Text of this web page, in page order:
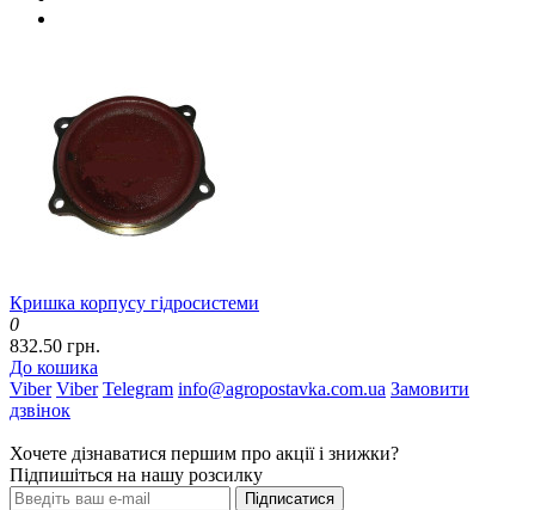
Кришка корпусу гідросистеми
0
832.50 грн.
До кошика
Viber Viber Telegram info@agropostavka.com.ua Замовити
дзвінок
Хочете дізнаватися першим про акції і знижки?
Підпишіться на нашу розсилку
Підписатися